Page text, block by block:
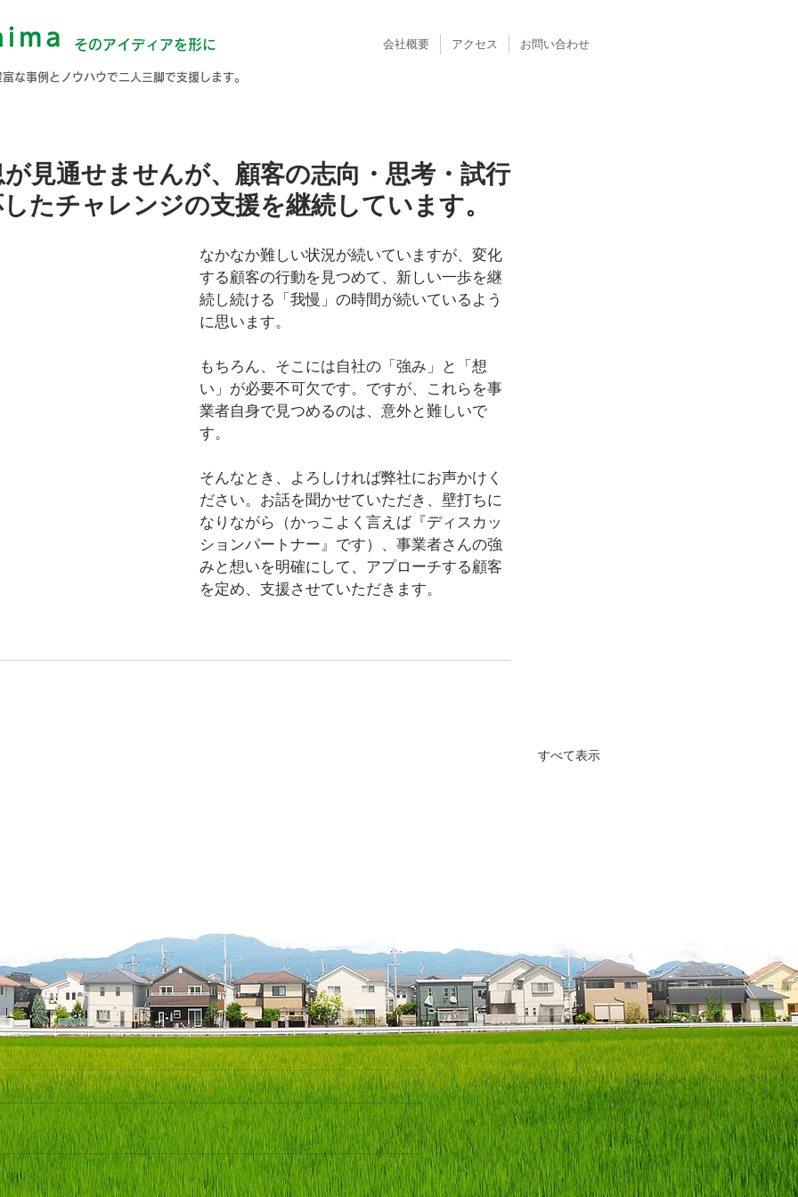
そのアイディアを形に
な事例とノウハウで二人三脚で支援します。
会社概要 アクセス お問い合わせ
見通せませんが、顧客の志向・思考・試行
たチャレンジの支援を継続しています。
なかなか難しい状況が続いていますが、変化
する顧客の行動を見つめて、新しい一歩を継
続し続ける「我慢」の時間が続いているよう
に思います。
もちろん、そこには自社の「強み」と「想
い」が必要不可欠です。ですが、これらを事
業者自身で見つめるのは、意外と難しいで
す。
そんなとき、よろしければ弊社にお声かけく
ださい。お話を聞かせていただき、壁打ちに
なりながら（かっこよく言えば『ディスカッ
ションパートナー』です）、事業者さんの強
みと想いを明確にして、アプローチする顧客
を定め、支援させていただきます。
すべて表示
★これまでも、これからも、 ★異業種の経営力をヒントに